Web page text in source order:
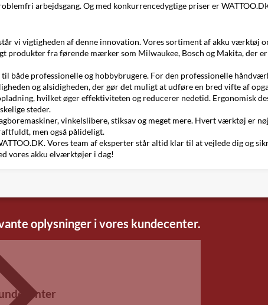
arbejdsgang. Og med konkurrencedygtige priser er
vi vigtigheden af denne innovation. Vores sortiment af akku værktøj
produkter fra førende mærker som Milwaukee, Bosch og Makita, der
både professionelle og hobbybrugere. For den professionelle
og alsidigheden, der gør det muligt at udføre en bred vifte af
hvilket øger effektiviteten og reducerer nedetid. Ergonomisk
steder.
vinkelslibere, stiksav og meget mere. Hvert værktøj er
men også pålideligt.
Vores team af eksperter står altid klar til at vejlede dig og
vores akku elværktøjer i dag!
oplysninger i vores kundecenter.